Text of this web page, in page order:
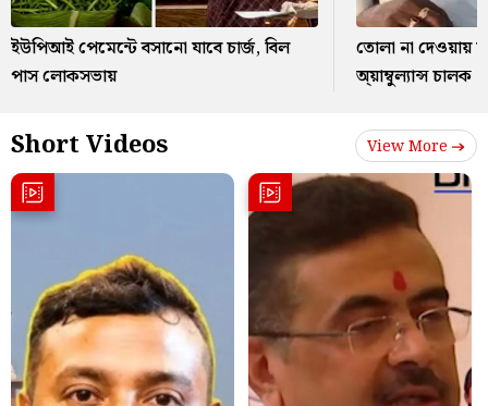
ইউপিআই পেমেন্টে বসানো যাবে চার্জ, বিল
পাস লোকসভায়
তোলা না দেওয়ায়
অ্য়াম্বুল্যান্স চালক
Short Videos View More